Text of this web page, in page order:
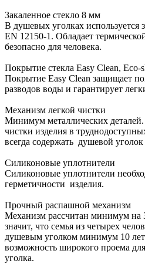
Закаленное стекло 8 мм
В душевых уголках используется
EN 12150-1. Обладает
безопасно для человека.
Покрытие стекла Еasy Clean, Eco-
Покрытие Еasy Clean защищает
разводов воды и гарантирует
Механизм легкой чистки
Минимум металлических деталей.
чистки изделия в
всегда содержать душевой
Силиконовые уплотнители
Силиконовые уплотнители
герметичности изделия.
Прочный распашной механизм
Механизм рассчитан минимум на
значит, что семья из четырех
душевым уголком минимум 10
возможность широкого проема
уголка.